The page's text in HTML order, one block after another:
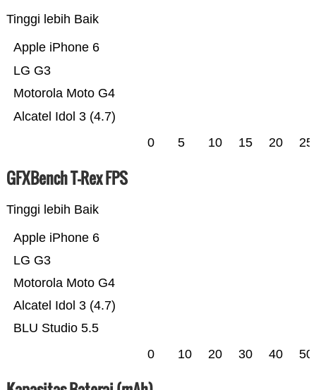
Tinggi lebih Baik
Alcatel Idol 3 (4.7)
Motorola Moto G4
LG G3
Apple iPhone 6
0 5 10 15 20 25
GFXBench T-Rex FPS
Tinggi lebih Baik
BLU Studio 5.5
Alcatel Idol 3 (4.7)
Motorola Moto G4
LG G3
Apple iPhone 6
0 10 20 30 40 50